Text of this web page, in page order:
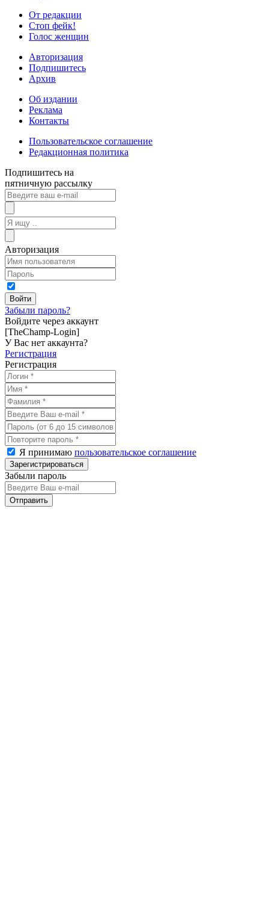
От редакции
Стоп фейк!
Голос женщин
Авторизация
Подпишитесь
Архив
Об издании
Реклама
Контакты
Пользовательское соглашение
Редакционная политика
Подпишитесь на
пятничную рассылку
Авторизация
Забыли пароль?
Войдите через аккаунт
[TheChamp-Login]
У Вас нет аккаунта?
Регистрация
Регистрация
Я принимаю пользовательское соглашение
Забыли пароль